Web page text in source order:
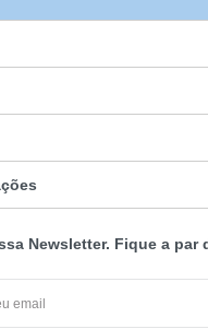
Newsletter. Fique a par